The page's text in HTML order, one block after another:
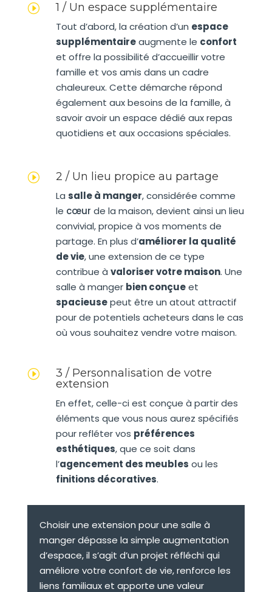
I 1 / Un espace supplémentaire
Tout d’abord, la création d’un espace
supplémentaireaugmente le confort
et offre la possibilité d’accueillir votre
famille et vos amis dans un cadre
chaleureux. Cette démarche répond
également aux besoins de la famille, à
savoir avoir un espace dédié aux repas
quotidiens et aux occasions spéciales.
I 2 / Un lieu propice au partage
La salle à manger, considérée comme
le cœur de la maison, devient ainsi un lieu
convivial, propice à vos moments de
partage. En plus d’améliorer la qualité
de vie, une extension de ce type
contribue à valoriser votre maison. Une
salle à manger bien conçueet
spacieusepeut être un atout attractif
pour de potentiels acheteurs dans le cas
où vous souhaitez vendre votre maison.
I
3 / Personnalisation de votre
extension
En effet, celle-ci est conçue à partir des
éléments que vous nous aurez spécifiés
pour refléter vos préférences
esthétiques, que ce soit dans
l’agencement des meubles ou les
finitions décoratives.
Choisir une extension pour une salle à
manger dépasse la simple augmentation
d’espace, il s’agit d’un projet réfléchi qui
améliore votre confort de vie, renforce les
liens familiaux et apporte une valeur